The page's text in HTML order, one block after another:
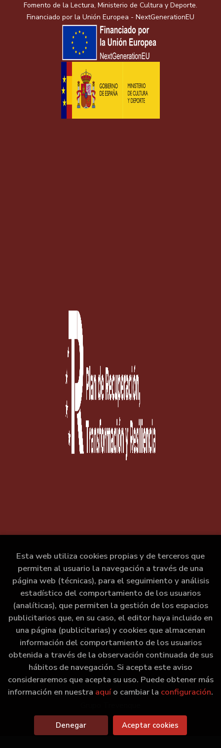
Fomento de la Lectura, Ministerio de Cultura y Deporte.
Financiado por la Unión Europea - NextGenerationEU
2026 ©Marxe Libraría. Todos los Derechos Reservados |
Esta web utiliza cookies propias y de terceros que
permiten al usuario la navegación a través de una
página web (técnicas), para el seguimiento y análisis
estadístico del comportamiento de los usuarios
(analíticas), que permiten la gestión de los espacios
publicitarios que, en su caso, el editor haya incluido en
una página (publicitarias) y cookies que almacenan
información del comportamiento de los usuarios
obtenida a través de la observación continuada de sus
hábitos de navegación. Si acepta este aviso
consideraremos que acepta su uso. Puede obtener más
información en nuestra aquío cambiar la configuración.
Denegar Aceptar cookies